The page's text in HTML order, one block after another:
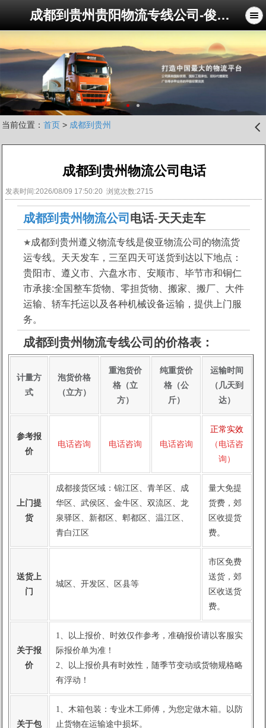
成都到贵州贵阳物流专线公司-俊亚物流公司
1 2
当前位置： 首页> 成都到贵州 󰊒
成都到贵州物流公司电话
发表时间:2026/08/09 17:50:20 浏览次数:2715
成都到贵州物流公司 电话-天天走车
★成都到贵州遵义物流专线是俊亚物流公司的物流货
运专线。天天发车，三至四天可送货到达以下地点：
贵阳市、遵义市、六盘水市、安顺市、毕节市和铜仁
市承接:全国整车货物、零担货物、搬家、搬厂、大件
运输、轿车托运以及各种机械设备运输，提供上门服
务。
成都到贵州物流专线公司的价格表：
计量方
式
泡货价格
（立方）
重泡货价
格（立
方）
纯重货价
格（公
斤）
运输时间
（几天到
达）
参考报
价
电话咨询 电话咨询 电话咨询
正常实效
（电话咨
询）
上门提
货
成都接货区域：锦江区、青羊区、成
华区、武侯区、金牛区、双流区、龙
泉驿区、新都区、郫都区、温江区、
青白江区
量大免提
货费，郊
区收提货
费。
送货上
门
城区、开发区、区县等
市区免费
送货，郊
区收送货
费。
关于报
价
1、以上报价、时效仅作参考，准确报价请以客服实
际报价单为准！
2、以上报价具有时效性，随季节变动或货物规格略
有浮动！
关于包
1、木箱包装：专业木工师傅，为您定做木箱。以防
止货物在运输途中损坏。